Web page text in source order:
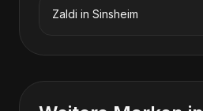
Zaldi in Sinsheim